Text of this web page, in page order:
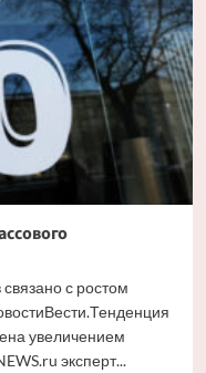
с ростом
увеличением
эксперт...